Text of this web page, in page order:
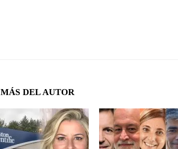
MÁS DEL AUTOR